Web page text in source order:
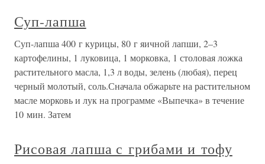
Суп-лапша
Суп-лапша 400 г курицы, 80 г яичной лапши, 2–3
картофелины, 1 луковица, 1 морковка, 1 столовая ложка
растительного масла, 1,3 л воды, зелень (любая), перец
черный молотый, соль.Сначала обжарьте на растительном
масле морковь и лук на программе «Выпечка» в течение
10 мин. Затем
Рисовая лапша с грибами и тофу